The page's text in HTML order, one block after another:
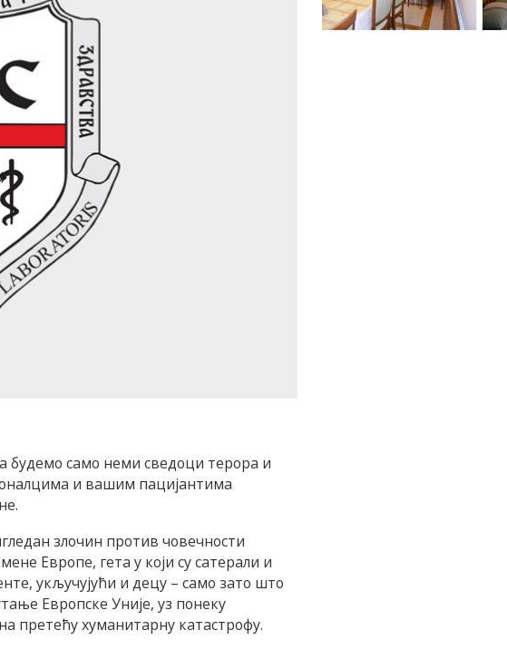
само неми сведоци терора и
и вашим пацијантима
злочин против човечности
Европе, гета у који су сатерали и
укључујући и децу – само зато што
Европске Уније, уз понеку
претећу хуманитарну катастрофу.